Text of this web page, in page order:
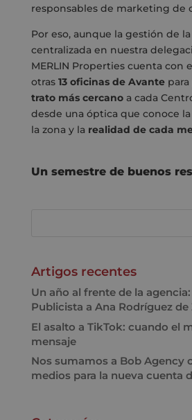
responsables de marketing de
Por eso, aunque la gestión de
centralizada en nuestra
MERLIN Properties cuenta con
otras 13 oficinas de Avantepara
trato más cercanoa cada
desde una óptica que conoce
la zona y la realidad de cada
Un semestre de buenos
Artigos recentes
Un año al frente de la
Publicista a Ana Rodríguez de
El asalto a TikTok: cuando el
mensaje
Nos sumamos a Bob Agency
medios para la nueva cuenta